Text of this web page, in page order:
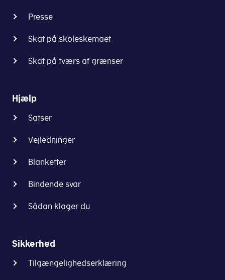
Presse
Skat på skoleskemaet
Skat på tværs af grænser
Hjælp
Satser
Vejledninger
Blanketter
Bindende svar
Sådan klager du
Sikkerhed
Tilgængelighedserklæring